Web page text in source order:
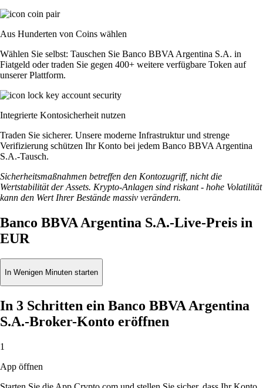
Aus Hunderten von Coins wählen
Wählen Sie selbst: Tauschen Sie Banco BBVA Argentina S.A. in
Fiatgeld oder traden Sie gegen 400+ weitere verfügbare Token auf
unserer Plattform.
Integrierte Kontosicherheit nutzen
Traden Sie sicherer. Unsere moderne Infrastruktur und strenge
Verifizierung schützen Ihr Konto bei jedem Banco BBVA Argentina
S.A.-Tausch.
Sicherheitsmaßnahmen betreffen den Kontozugriff, nicht die
Wertstabilität der Assets. Krypto-Anlagen sind riskant - hohe Volatilität
kann den Wert Ihrer Bestände massiv verändern.
Banco BBVA Argentina S.A.-Live-Preis in
EUR
In Wenigen Minuten starten
In 3 Schritten ein Banco BBVA Argentina
S.A.-Broker-Konto eröffnen
1
App öffnen